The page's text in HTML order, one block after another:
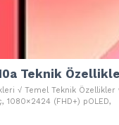
Teknik
√ Temel Teknik Özellikler
1080×2424 (FHD+) pOLED,